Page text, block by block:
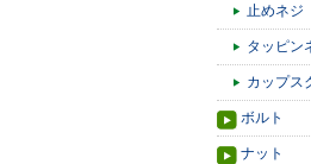
止めネジ
タッピン
カップス
ボルト
ナット